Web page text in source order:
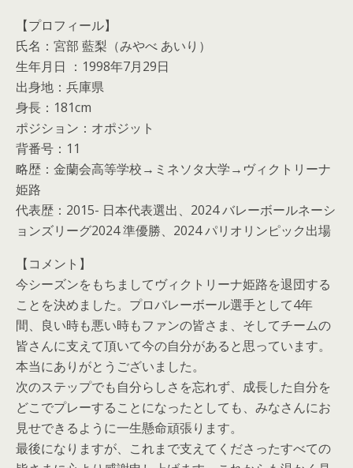
【プロフィール】
氏名：宮部 藍梨（みやべ あいり）
生年月日 ：1998年7月29日
出身地：兵庫県
身長：181cm
ポジション：オポジット
背番号：11
略歴：金蘭会高等学校→ミネソタ大学→ヴィクトリーナ
姫路
代表歴：2015- 日本代表選出、2024 バレーボールネーシ
ョンズリーグ2024 準優勝、2024 パリオリンピック出場
【コメント】
今シーズンをもちましてヴィクトリーナ姫路を退団する
ことを決めました。プロバレーボール選手として4年
間、良い時も悪い時もファンの皆さま、そしてチームの
皆さんに支えて頂いて今の自分があると思っています。
本当にありがとうございました。
次のステップでも自分らしさを忘れず、成長した自分を
どこでプレーすることになったとしても、みなさんにお
見せできるように一生懸命頑張ります。
最後になりますが、これまで支えてくださったすべての